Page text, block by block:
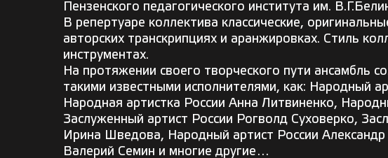
Пензенского педагогического института им.
В репертуаре коллектива классические,
авторских транскрипциях и аранжировках. Стиль
инструментах.
На протяжении своего творческого пути ансамбль
такими известными исполнителями, как: Народный
Народная артистка России Анна Литвиненко,
Заслуженный артист России Рогволд Суховерко,
Ирина Шведова, Народный артист России
Валерий Семин и многие другие…